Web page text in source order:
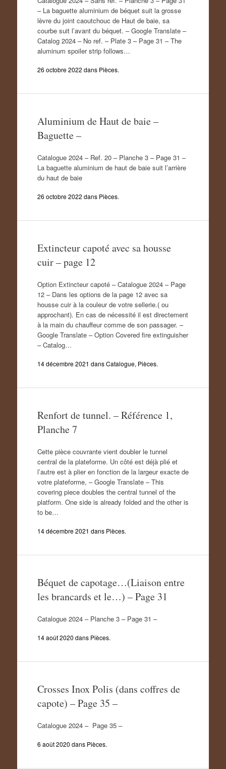
– La baguette aluminium de béquet suit la grosse
lèvre du joint caoutchouc de Haut de baie, sa
courbe suit l’avant du béquet. – Google Translate –
Catalog 2024 – No ref. – Plate 3 – Page 31 – The
aluminum spoiler strip follows…
26 octobre 2022 dans Pièces.
Aluminium de Haut de baie –
Baguette –
Catalogue 2024 – Ref. 20 – Planche 3 – Page 31 –
La baguette aluminium de haut de baie suit l’arrière
du haut de baie
26 octobre 2022 dans Pièces.
Extincteur capoté avec sa housse
cuir – page 12
Option Extincteur capoté – Catalogue 2024 – Page
12 – Dans les options de la page 12 avec sa
housse cuir à la couleur de votre sellerie.( ou
approchant). En cas de nécessité il est directement
à la main du chauffeur comme de son passager. –
Google Translate – Option Covered fire extinguisher
– Catalog…
14 décembre 2021 dansCatalogue, Pièces.
Renfort de tunnel. – Référence 1,
Planche 7
Cette pièce couvrante vient doubler le tunnel
central de la plateforme. Un côté est déjà plié et
l’autre est à plier en fonction de la largeur exacte de
votre plateforme, – Google Translate – This
covering piece doubles the central tunnel of the
platform. One side is already folded and the other is
to be…
14 décembre 2021 dans Pièces.
Béquet de capotage…(Liaison entre
les brancards et le…) – Page 31
Catalogue 2024 – Planche 3 – Page 31 –
14 août 2020 dans Pièces.
Crosses Inox Polis (dans coffres de
capote) – Page 35 –
Catalogue 2024 – Page 35 –
6 août 2020 dans Pièces.